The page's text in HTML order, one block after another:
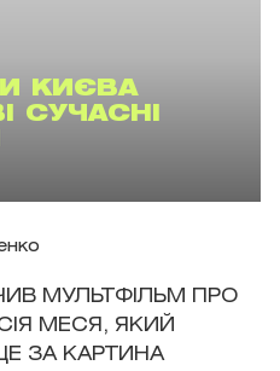
КИЄВА
СУЧАСНІ
МУЛЬТФІЛЬМ ПРО
МЕСЯ, ЯКИЙ
ЗА КАРТИНА